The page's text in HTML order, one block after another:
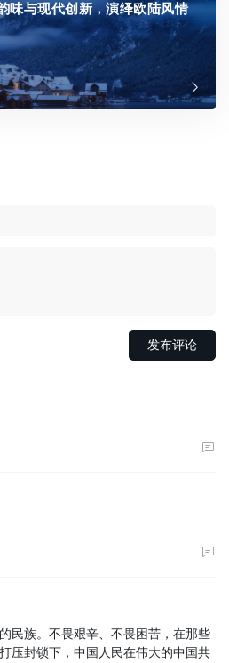
味与现代创新，演绎欧陆风情
民族。不畏艰辛、不畏困苦，在那些
压封锁下，中国人民在伟大的中国共